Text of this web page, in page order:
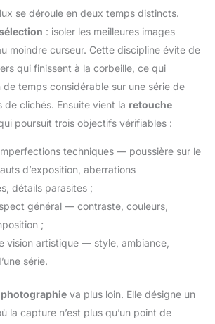
se déroule en deux temps distincts.
: isoler les meilleures images
moindre curseur. Cette discipline évite de
qui finissent à la corbeille, ce qui
de temps considérable sur une série de
de clichés. Ensuite vient la retouche
qui poursuit trois objectifs vérifiables :
techniques — poussière sur le
d’exposition, aberrations
détails parasites ;
général — contraste, couleurs,
;
vision artistique — style, ambiance,
série.
va plus loin. Elle désigne un
la capture n’est plus qu’un point de